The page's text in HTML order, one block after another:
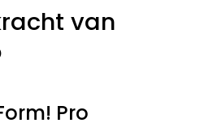
van
Pro